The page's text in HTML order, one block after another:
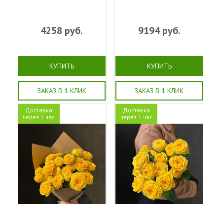
4258 руб.
КУПИТЬ
ЗАКАЗ В 1 КЛИК
9194руб.
КУПИТЬ
ЗАКАЗ В 1 КЛИК
Доставка
через 1 час
Доставка
через 1 час